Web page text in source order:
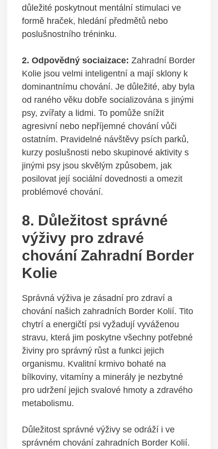
důležité poskytnout mentální stimulaci ve
formě hraček, hledání předmětů nebo
poslušnostního tréninku.
2. Odpovědný sociaizace: Zahradní Border
Kolie jsou velmi inteligentní a mají sklony k
dominantnímu chování. Je důležité, aby byla
od raného věku dobře socializována s jinými
psy, zvířaty a lidmi. To pomůže snížit
agresivní nebo nepříjemné chování vůči
ostatním. Pravidelné návštěvy psích parků,
kurzy poslušnosti nebo skupinové aktivity s
jinými psy jsou skvělým způsobem, jak
posilovat její sociální dovednosti a omezit
problémové chování.
8. Důležitost správné
výživy pro zdravé
chování Zahradní Border
Kolie
Správná výživa je zásadní pro zdraví a
chování našich zahradních Border Kolií. Tito
chytrí a energičtí psi vyžadují vyváženou
stravu, která jim poskytne všechny potřebné
živiny pro správný růst a funkci jejich
organismu. Kvalitní krmivo bohaté na
bílkoviny, vitamíny a minerály je nezbytné
pro udržení jejich svalové hmoty a zdravého
metabolismu.
Důležitost správné výživy se odráží i ve
správném chování zahradních Border Kolií.